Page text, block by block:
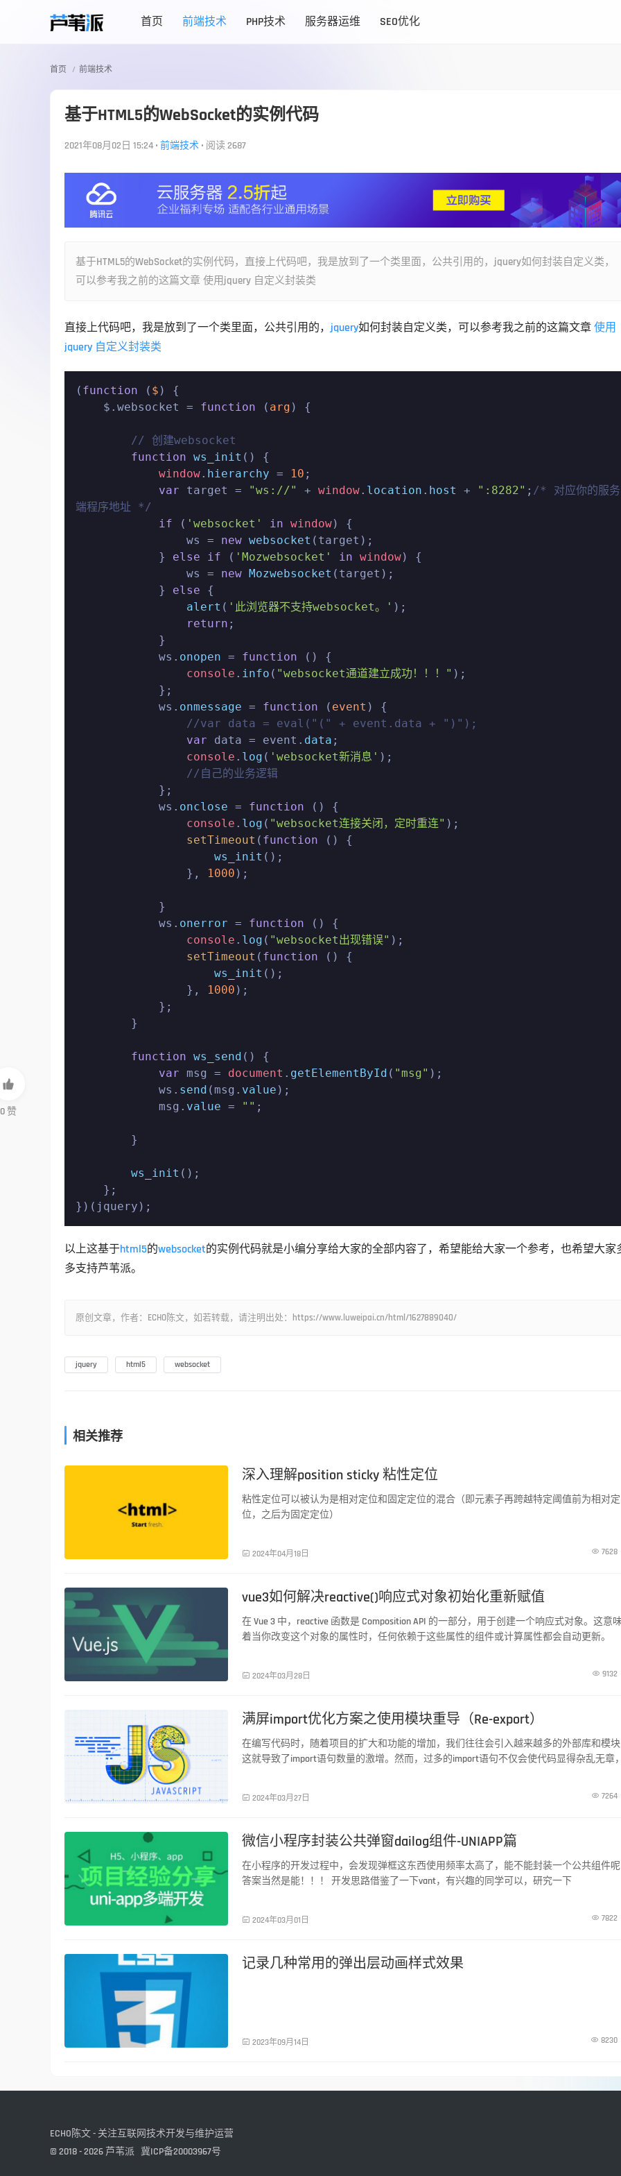
首页 前端技术 PHP技术 服务器运维 SEO优化
首页 前端技术
基于HTML5的WebSocket的实例代码
2021年08月02日 15:24 • 前端技术 • 阅读 2687
基于HTML5的WebSocket的实例代码，直接上代码吧，我是放到了一个类里面，公共引用的，jquery如何封装自定义类，
可以参考我之前的这篇文章 使用jquery 自定义封装类
直接上代码吧，我是放到了一个类里面，公共引用的，jquery如何封装自定义类，可以参考我之前的这篇文章 使用
jquery 自定义封装类
( function ( $ ) {
    $.websocket =
function ( arg ) {
// 创建websocket
function ws_init ( ) {
window. hierarchy = 10 ;
var target = "ws://" + window. location . host + ":8282" ; /* 对应你的服务
端程序地址 */
if ( 'websocket' in window) {
                ws =
new websocket (target);
            }
else if ( 'Mozwebsocket' in window) {
                ws =
new Mozwebsocket (target);
            }
else {
alert ( '此浏览器不支持websocket。' );
return ;
            ws.
onopen = function ( ) {
console . info ( "websocket通道建立成功！！！" );
            ws.
onmessage = function ( event ) {
//var data = eval("(" + event.data + ")");
var data = event. data ;
console . log ( 'websocket新消息' );
//自己的业务逻辑
            ws.
onclose = function ( ) {
console . log ( "websocket连接关闭，定时重连" );
setTimeout ( function ( ) {
ws_init ();
                },
1000 );
            ws.
onerror = function ( ) {
console . log ( "websocket出现错误" );
setTimeout ( function ( ) {
ws_init ();
                },
1000 );
function ws_send ( ) {
var msg = document . getElementById ( "msg" );
            ws.
send (msg. value );
            msg.
value = "" ;
ws_init ();
以上这基于html5的websocket的实例代码就是小编分享给大家的全部内容了，希望能给大家一个参考，也希望大家
多支持芦苇派。
原创文章，作者：ECHO陈文，如若转载，请注明出处：https://www.luweipai.cn/html/1627889040/
jquery html5 websocket
相关推荐
深入理解position sticky 粘性定位
粘性定位可以被认为是相对定位和固定定位的混合（即元素子再跨越特定阈值前为相对定
位，之后为固定定位）
 2024年04月18日  7628
前端技术 vue3如何解决reactive()响应式对象初始化重新赋值
在 Vue 3 中，reactive 函数是 Composition API 的一部分，用于创建一个响应式对象。这意
着当你改变这个对象的属性时，任何依赖于这些属性的组件或计算属性都会自动更新。
 2024年03月28日  9132
满屏import优化方案之使用模块重导（Re-export）
在编写代码时，随着项目的扩大和功能的增加，我们往往会引入越来越多的外部库和模
这就导致了import语句数量的激增。然而，过多的import语句不仅会使代码显得杂乱无章
 2024年03月27日  7264
微信小程序封装公共弹窗dailog组件-UNIAPP篇
在小程序的开发过程中，会发现弹框这东西使用频率太高了，能不能封装一个公共组件
答案当然是能！！！ 开发思路借鉴了一下vant，有兴趣的同学可以，研究一下
 2024年03月01日  7822
记录几种常用的弹出层动画样式效果
 2023年09月14日  8230

0 赞
ECHO陈文 - 关注互联网技术开发与维护运营
© 2018 - 2026 芦苇派 冀ICP备20003967号